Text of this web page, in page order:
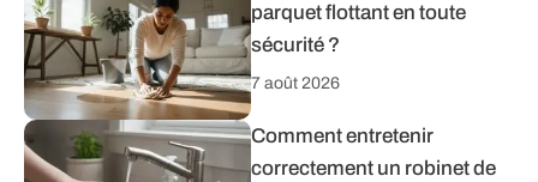
parquet flottant en toute
sécurité ?
7 août 2026
Comment entretenir
correctement un robinet de